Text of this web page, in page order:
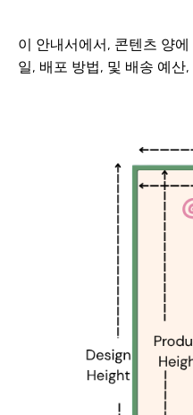
이 안내서에서, 콘텐츠 양
일, 배포 방법, 및 배송 예산